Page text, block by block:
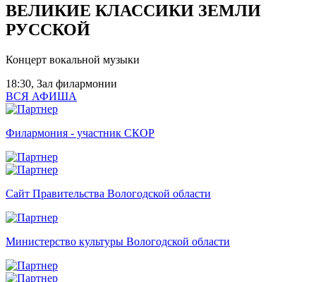
ВЕЛИКИЕ КЛАССИКИ ЗЕМЛИ
РУССКОЙ
Концерт вокальной музыки
18:30, Зал филармонии
ВСЯ АФИША
Филармония - участник СКОР
Сайт Правительства Вологодской области
Министерство культуры Вологодской области